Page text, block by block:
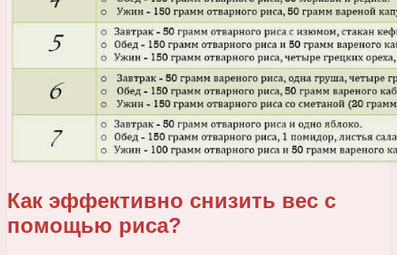
Как эффективно снизить вес с
помощью риса?